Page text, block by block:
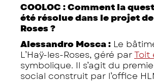
COOLOC : Comment la
été résolue dans le projet de
Roses ?
Alessandro Mosca : Le
L’Haÿ-les-Roses, géré parToit
symbolique. Il s’agit du
social construit par l’office